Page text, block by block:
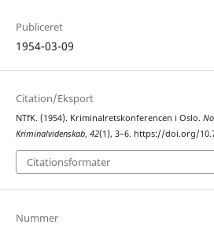
Publiceret
1954-03-09
Citation/Eksport
NTfK. (1954). Kriminalretskonferencen i Oslo.
Kriminalvidenskab, 42(1), 3–6. https://doi.org/
Citationsformater
Nummer